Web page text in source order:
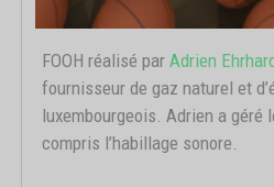
FOOH réalisé par Adrien
fournisseur de gaz naturel et
luxembourgeois. Adrien a géré
compris l’habillage sonore.